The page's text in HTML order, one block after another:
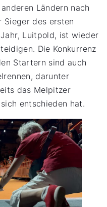
Ländern nach
Sieger des ersten
Luitpold, ist wieder
Die Konkurrenz
Startern sind auch
darunter
das Melpitzer
entschieden hat.